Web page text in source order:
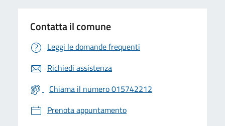
Contatta il comune
Leggi le domande frequenti
Richiedi assistenza
Chiama il numero 015742212
Prenota appuntamento